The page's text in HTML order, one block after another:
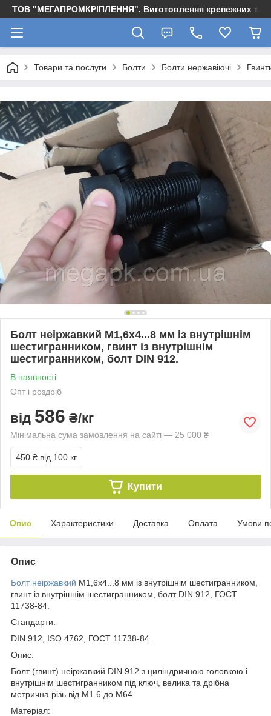
ТОВ "МЕГАПРОМКРІПЛЕННЯ". Виготовлення крепежних та
Товари та послуги Болти Болти нержавіючі
Болт неіржавкий М1,6х4...8 мм із внутрішнім
шестигранником, гвинт із внутрішнім
шестигранником, болт DIN 912.
В наявності
Опт і роздріб
від 586 ₴/кг
Мінімальна сума замовлення на сайті — 25 000 ₴
450 ₴ від 100 кг
Купити
Опис Характеристики Доставка Оплата Умови
Опис
Болт неіржавкий М1,6х4...8 мм із внутрішнім шестигранником,
гвинт із внутрішнім шестигранником, болт DIN 912, ГОСТ
11738-84.
Стандарти:
DIN 912, ISO 4762, ГОСТ 11738-84.
Опис:
Болт (гвинт) неіржавкий DIN 912 з циліндричною головкою і
внутрішнім шестигранником під ключ, велика та дрібна
метрична різь від М1.6 до М64.
Матеріал: